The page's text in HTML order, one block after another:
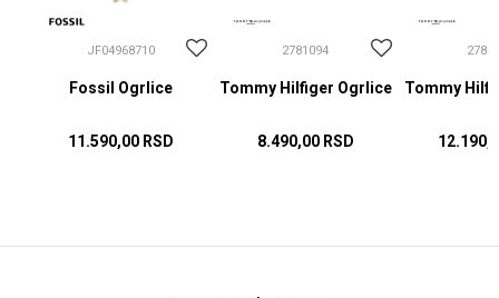
JF04968710
Fossil Ogrlice
11.590,00 RSD
2781094
Tommy Hilfiger Ogrlice
8.490,00 RSD
Tommy